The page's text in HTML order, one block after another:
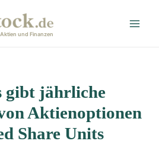
und Finanzen
gibt jährliche
Aktienoptionen
Share Units